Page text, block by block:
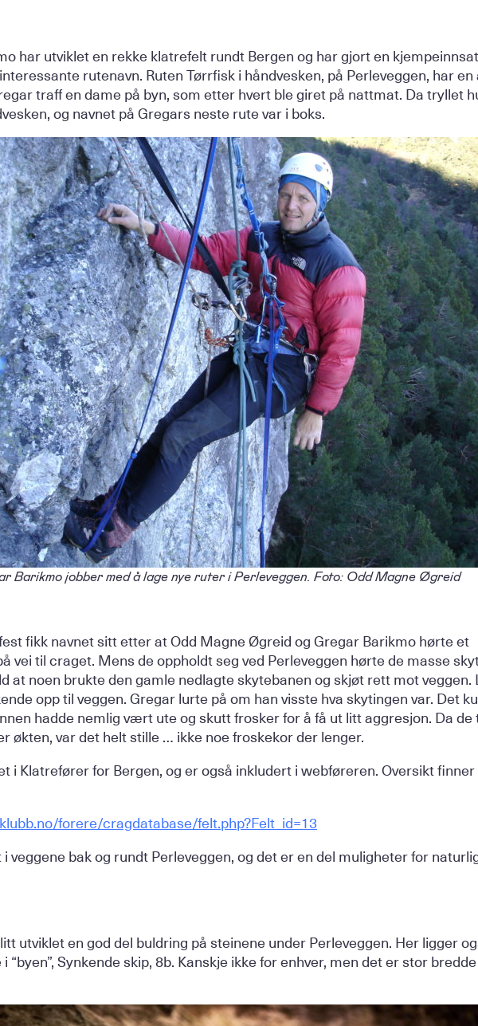
har utviklet en rekke klatrefelt rundt Bergen og har gjort en
rutenavn. Ruten Tørrfisk i håndvesken, på Perleveggen, har en
traff en dame på byn, som etter hvert ble giret på nattmat. Da tryllet
og navnet på Gregars neste rute var i boks.
Barikmo jobber med å lage nye ruter i Perleveggen. Foto: Odd Magne Øgreid
fikk navnet sitt etter at Odd Magne Øgreid og Gregar Barikmo hørte et
vei til craget. Mens de oppholdt seg ved Perleveggen hørte de masse
at noen brukte den gamle nedlagte skytebanen og skjøt rett mot veggen.
opp til veggen. Gregar lurte på om han visste hva skytingen var. Det
hadde nemlig vært ute og skutt frosker for å få ut litt aggresjon. Da de
økten, var det helt stille … ikke noe froskekor der lenger.
i Klatrefører for Bergen, og er også inkludert i webføreren. Oversikt finner
forere/cragdatabase/felt.php?Felt_id=13
veggene bak og rundt Perleveggen, og det er en del muligheter for
utviklet en god del buldring på steinene under Perleveggen. Her ligger
“byen”, Synkende skip, 8b. Kanskje ikke for enhver, men det er stor